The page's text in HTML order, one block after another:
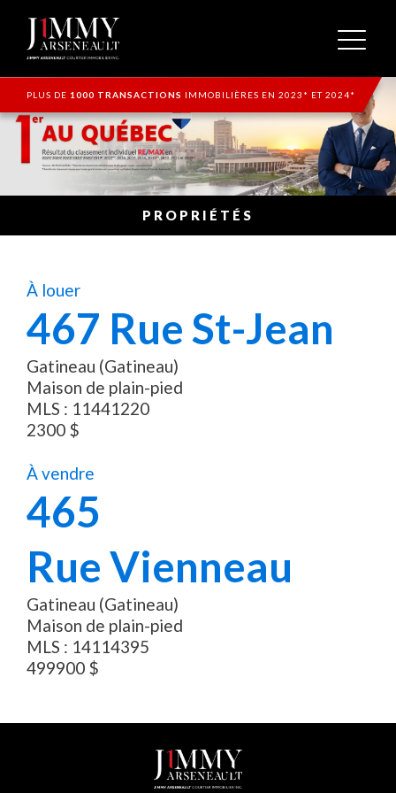
PLUS DE 1000 TRANSACTIONS IMMOBILIÈRES EN 2023* ET 2024*
PROPRIÉTÉS
À louer
467 Rue St-Jean
Gatineau (Gatineau)
Maison de plain-pied
MLS : 11441220
2300 $
À vendre
465
Rue Vienneau
Gatineau (Gatineau)
Maison de plain-pied
MLS : 14114395
499900 $